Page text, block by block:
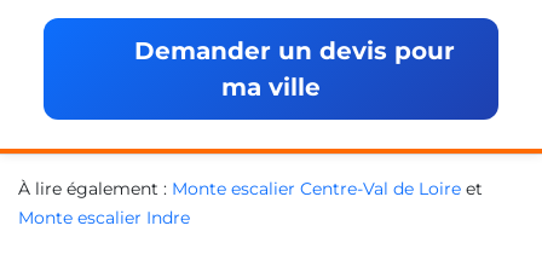
Demander un devis pour
ma ville
À lire également : Monte escalier Centre-Val de Loire et
Monte escalier Indre